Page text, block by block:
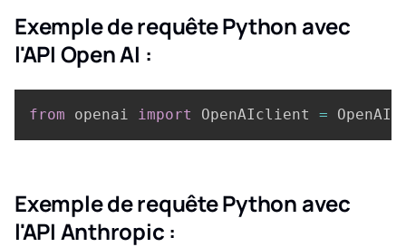
Exemple de requête Python avec
l'API Open AI :
from openai import OpenAIclient = OpenAI
Exemple de requête Python avec
l'API Anthropic :